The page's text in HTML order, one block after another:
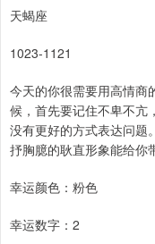
天蝎座
1023-1121
今天的你很需要用高情商
候，首先要记住不卑不亢
没有更好的方式表达问题
抒胸臆的耿直形象能给你
幸运颜色：粉色
幸运数字：2